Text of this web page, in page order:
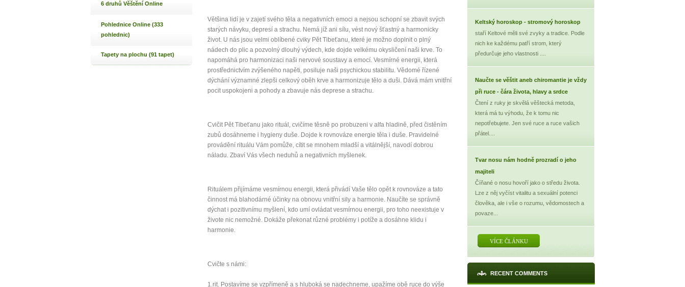
Nemusí to tak být - ZJISTĚTE ZDARMA!
Jak mít více energie každý den
Jak vnést do života rovnováhu
Jak být šťastnější
6 druhů Věštění Online
Pohlednice Online (333
pohlednic)
Tapety na plochu (91 tapet)
Většina lidí je v zajetí svého těla a negativních emoci a nejsou schopní se zbavit svých
starých návyku, depresí a strachu. Nemá jíž ani sílu, vést nový šťastný a harmonicky
život. U nás jsou velmi oblíbené cviky Pět Tibeťanu, které je možno doplnit o plný
nádech do plic a pozvolný dlouhý výdech, kde dojde velkému okysličení naši krve. To
napomáhá pro harmonizaci naši nervové soustavy a emocí. Vesmírné energii, která
prostřednictvím zvýšeného napěti, posiluje naši psychickou stabilitu. Vědomé řízené
dýchání významné zlepši celkový oběh krve a harmonizuje tělo a duši. Dává mám vnitřní
pocit uspokojeni a pohody a zbavuje nás deprese a strachu.
Cvičit Pět Tibeťanu jako rituál, cvičíme těsně po probuzeni v alfa hladině, před čistěním
zubů dosáhneme i hygieny duše. Dojde k rovnováze energie těla i duše. Pravidelné
provádění rituálu Vám pomůže, cítit se mnohem mladší a vitálnější, navodí dobrou
náladu. Zbaví Vás všech neduhů a negativních myšlenek.
Rituálem přijímáme vesmírnou energii, která přivádí Vaše tělo opět k rovnováze a tato
činnost má blahodárné účinky na obnovu vnitřní sily a harmonie. Naučíte se správně
dýchat i pozitivnímu myšlení, kdo umí ovládat vesmírnou energii, pro toho neexistuje v
živote nic nemožné. Dokáže překonat různé problémy i potíže a dosáhne klidu i
harmonie.
Cvičte s námi:
1.rit. Postavíme se vzpřímeně a s hluboká se nadechneme, upažíme obě ruce do výše
Keltský horoskop - stromový horoskop
staří Keltové měli své zvyky a tradice. Podle
nich ke každému patří strom, který
předurčuje jeho vlastnosti ....
Naučte se věštit aneb chiromantie je vždy
při ruce - čára života, hlavy a srdce
Čtení z ruky je skvělá věštecká metoda,
která má tu výhodu, že k tomu nic
nepotřebujete. Jen své ruce a ruce vašich
přátel....
Tvar nosu nám hodně prozradí o jeho
majiteli
Číňané o nosu hovoří jako o středu života.
Lze z něj vyčíst vitalitu a sexuální potenci
člověka, ale i vše o rozumu, vědomostech a
povaze...
VÍCE ČLÁNKU
RECENT COMMENTS